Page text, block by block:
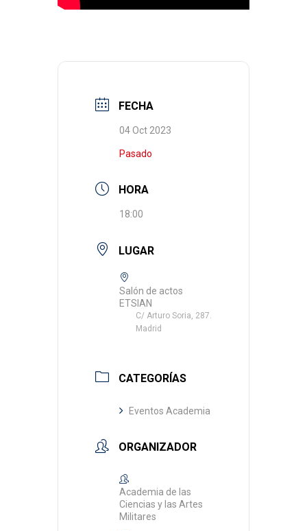
FECHA
04 Oct 2023
Pasado
HORA
18:00
LUGAR
Salón de actos
ETSIAN
C/ Arturo Soria, 287.
Madrid
CATEGORÍAS
Eventos Academia
ORGANIZADOR
Academia de las
Ciencias y las Artes
Militares